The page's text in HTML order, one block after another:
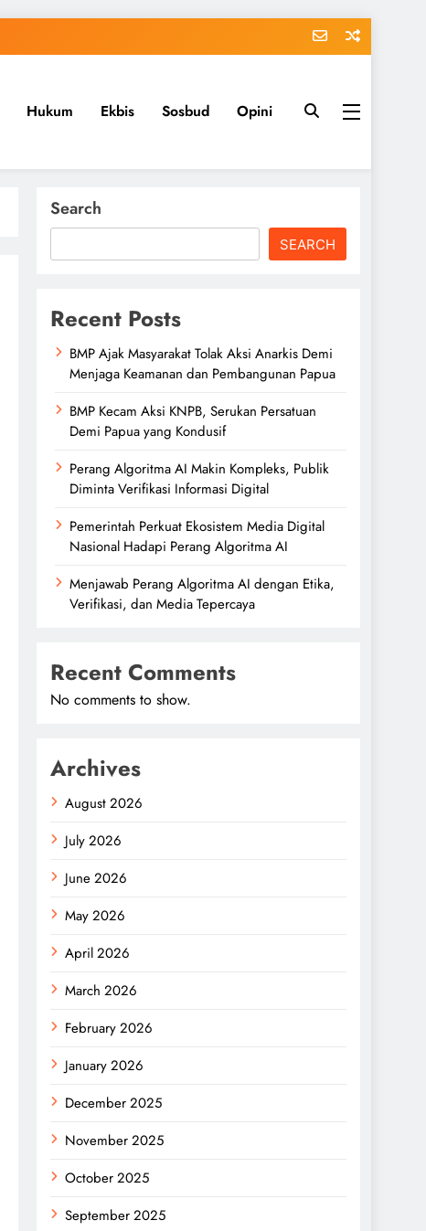
Hukum Ekbis Sosbud Opini
Search
SEARCH
Recent Posts
BMP Ajak Masyarakat Tolak Aksi Anarkis Demi
Menjaga Keamanan dan Pembangunan Papua
BMP Kecam Aksi KNPB, Serukan Persatuan
Demi Papua yang Kondusif
Perang Algoritma AI Makin Kompleks, Publik
Diminta Verifikasi Informasi Digital
Pemerintah Perkuat Ekosistem Media Digital
Nasional Hadapi Perang Algoritma AI
Menjawab Perang Algoritma AI dengan Etika,
Verifikasi, dan Media Tepercaya
Recent Comments
No comments to show.
Archives
August 2026
July 2026
June 2026
May 2026
April 2026
March 2026
February 2026
January 2026
December 2025
November 2025
October 2025
September 2025